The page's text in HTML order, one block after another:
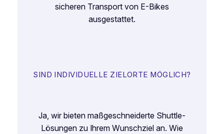
sicheren Transport von E-Bikes
ausgestattet.
SIND INDIVIDUELLE ZIELORTE MÖGLICH?
Ja, wir bieten maßgeschneiderte Shuttle-
Lösungen zu Ihrem Wunschziel an. Wie